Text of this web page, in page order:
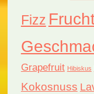
Fizz
Grapefruit Hibiskus
Kokosnuss